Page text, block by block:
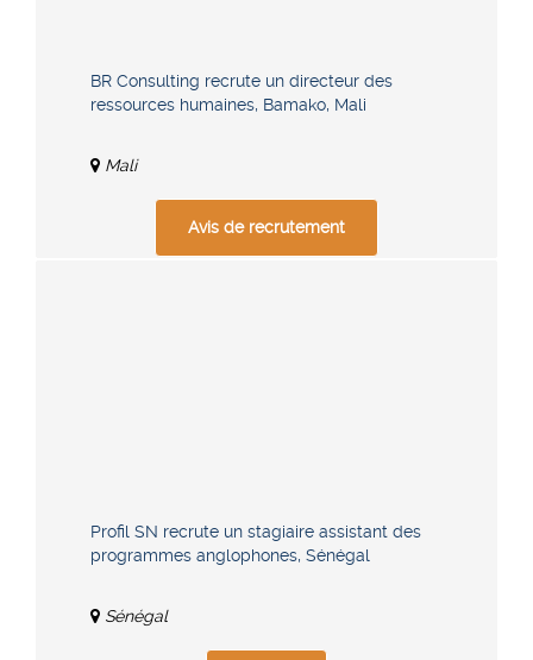
BR Consulting recrute un directeur des
ressources humaines, Bamako, Mali
Mali
Avis de recrutement
Profil SN recrute un stagiaire assistant des
programmes anglophones, Sénégal
Sénégal